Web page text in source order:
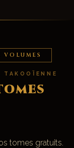
TAKOOÏENNE
tomes gratuits.